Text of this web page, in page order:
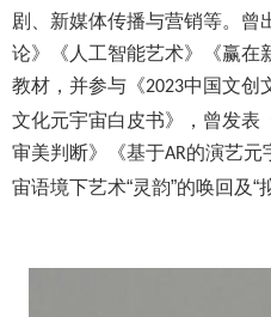
剧、新媒体传播与营销等。曾
论》《人工智能艺术》《赢在
教材，并参与《2023中国文创
文化元宇宙白皮书》，曾发表
审美判断》《基于AR的演艺元
宙语境下艺术“灵韵”的唤回及“